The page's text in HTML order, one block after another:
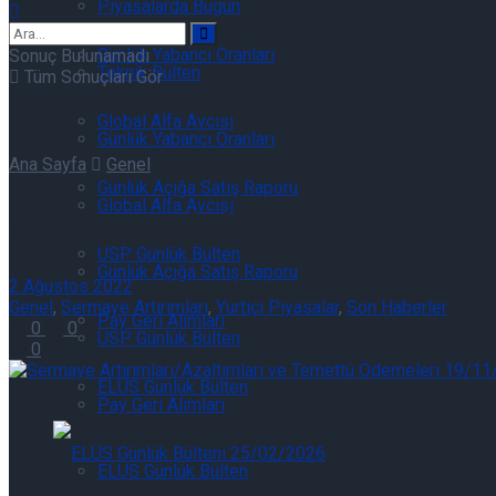
Günlük Yabancı Oranları
Global Alfa Avcısı
Günlük Açığa Satış Raporu
USP Günlük Bülten
Pay Geri Alımları
ELÜS Günlük Bülten
Piyasalarda Bugün
Teknik Bülten
Günlük Yabancı Oranları
Global Alfa Avcısı
Günlük Açığa Satış Raporu
USP Günlük Bülten
Pay Geri Alımları
ELÜS Günlük Bülten
Sonuç Bulunamadı
Tüm Sonuçları Gör
Ana Sayfa Genel
Sermaye Artırımları/
2 Ağustos 2022
Genel, Sermaye Artırımları, Yurtiçi Piyasalar, Son Haberler
0
0
0